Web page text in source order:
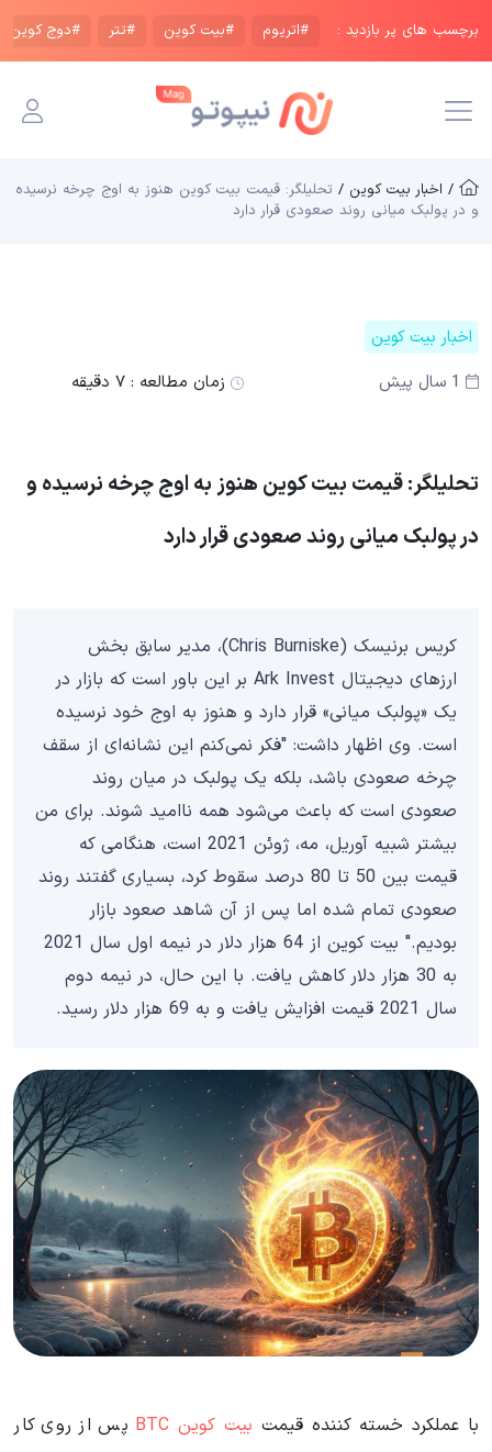
برچسب های پر بازدید : #اتریوم #بیت کوین #تتر #دوج کوین
/ اخبار بیت کوین / تحلیلگر: قیمت بیت کوین هنوز به اوج چرخه نرسیده
و در پولبک میانی روند صعودی قرار دارد
اخبار بیت کوین
1 سال پیش
زمان مطالعه : ۷ دقیقه
تحلیلگر: قیمت بیت کوین هنوز به اوج چرخه نرسیده و
در پولبک میانی روند صعودی قرار دارد
کریس برنیسک (Chris Burniske)، مدیر سابق بخش
ارزهای دیجیتال Ark Invest بر این باور است که بازار در
یک «پولبک میانی» قرار دارد و هنوز به اوج خود نرسیده
است. وی اظهار داشت: "فکر نمی‌کنم این نشانه‌ای از سقف
چرخه صعودی باشد، بلکه یک پولبک در میان روند
صعودی است که باعث می‌شود همه ناامید شوند. برای من
بیشتر شبیه آوریل، مه، ژوئن 2021 است، هنگامی که
قیمت بین 50 تا 80 درصد سقوط کرد، بسیاری گفتند روند
صعودی تمام شده اما پس از آن شاهد صعود بازار
بودیم." بیت کوین از 64 هزار دلار در نیمه اول سال 2021
به 30 هزار دلار کاهش یافت. با این حال، در نیمه دوم
سال 2021 قیمت افزایش یافت و به 69 هزار دلار رسید.
با عملکرد خسته کننده قیمت بیت کوین BTC
پس از روی کار